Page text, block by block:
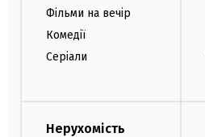
Фільми на вечір
Комедії
Серіали
Нерухомість